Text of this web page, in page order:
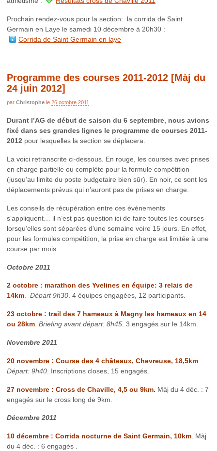
Prochain rendez-vous pour la section: la corrida de Saint
Germain en Laye le samedi 10 décembre à 20h30 :
Corrida de Saint Germain en laye
Programme des courses 2011-2012 [Màj du
24 juin 2012]
par Christophe le 26 octobre 2011
Durant l’AG de début de saison du 6 septembre, nous avions
fixé dans ses grandes lignes le programme de courses 2011-
2012 pour lesquelles la section se déplacera.
La voici retranscrite ci-dessous. En rouge, les courses avec prises
en charge partielle ou complète pour la formule compétition
(jusqu’au limite du poste budgetaire bien sûr). En noir, ce sont les
déplacements prévus qui n’auront pas de prises en charge.
Les conseils de récupération entre ces événements
s’appliquent… il n’est pas question ici de faire toutes les courses
lorsqu’elles sont séparées d’une semaine voire 15 jours. En effet,
pour les formules compétition, la prise en charge est limitée à une
course par mois.
Octobre 2011
2 octobre : marathon des Yvelines en équipe: 3 relais de
14km. Départ 9h30. 4 équipes engagées, 12 participants.
23 octobre : trail des 7 hameaux à Magny les hameaux en 14
ou 28km. Briefing avant départ: 8h45. 3 engagés sur le 14km.
Novembre 2011
20 novembre : Course des 4 châteaux, Chevreuse, 18,5km
Départ: 9h40 . Inscriptions closes, 15 engagés.
27 novembre : Cross de Chaville, 4,5 ou 9km. Màj du 4 déc. : 7
engagés sur le cross long de 9km.
Décembre 2011
10 décembre : Corrida nocturne de Saint Germain, 10km. Màj
du 4 déc. : 6 engagés .